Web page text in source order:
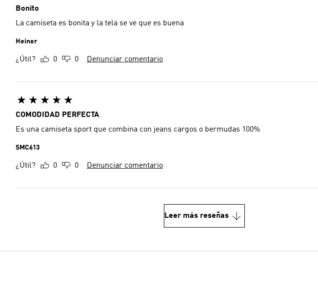
Bonito
La camiseta es bonita y la tela se ve que es buena
Heiner
¿Útil? 0 0 Denunciar comentario
COMODIDAD PERFECTA
Es una camiseta sport que combina con jeans cargos o bermudas 100%
SMC613
¿Útil? 0 0 Denunciar comentario
Leer más reseñas